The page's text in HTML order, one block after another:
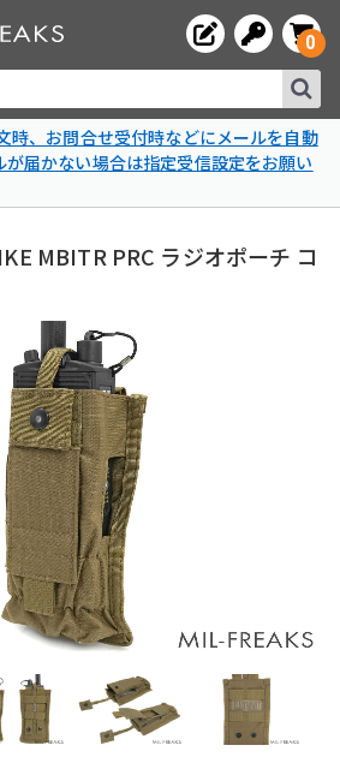
0
時、お問合せ受付時などにメールを自動
届かない場合は指定受信設定をお願い
MBITR PRC ラジオポーチ コ